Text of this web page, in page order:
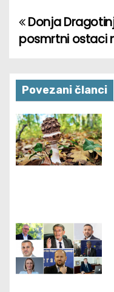
P
o
s
t
n
a
g
a
t
Donja
posmrtni ostaci
Povezani članci